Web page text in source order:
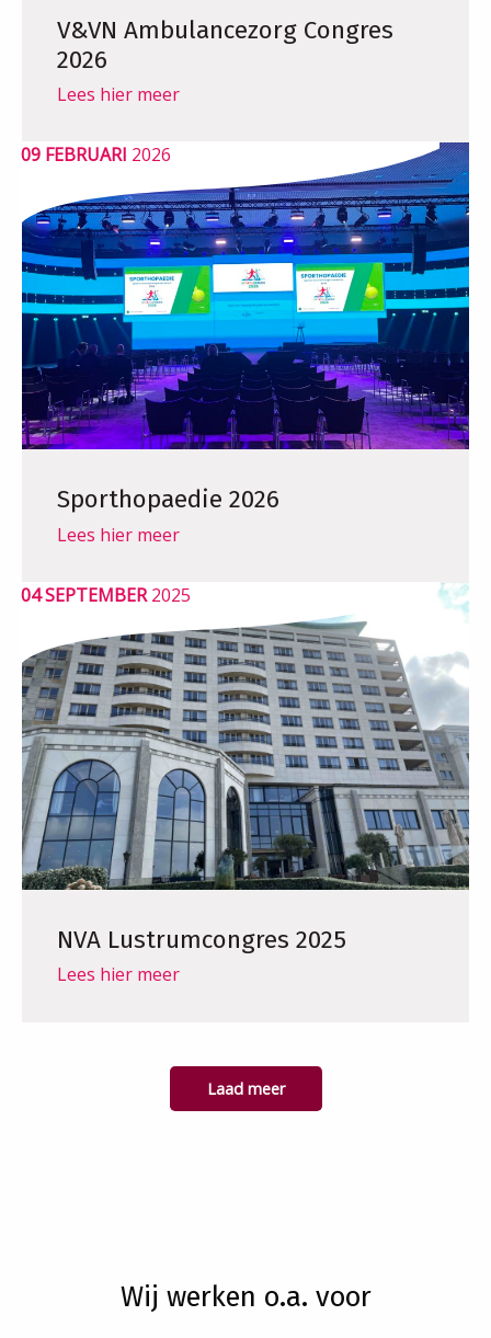
V&VN Ambulancezorg Congres
2026
Lees hier meer
09 FEBRUARI 2026
Sporthopaedie 2026
Lees hier meer
04 SEPTEMBER2025
NVA Lustrumcongres 2025
Lees hier meer
Laad meer
Wij werken o.a. voor